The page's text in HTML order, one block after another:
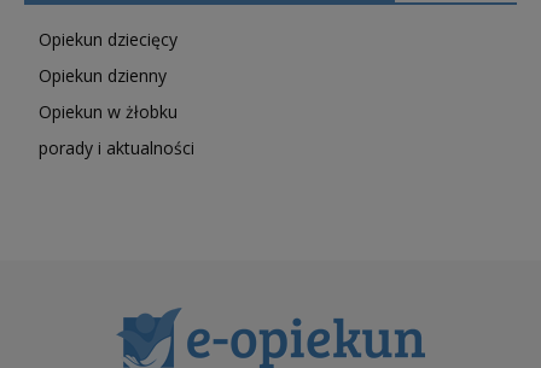
Opiekun dziecięcy
Opiekun dzienny
Opiekun w żłobku
porady i aktualności